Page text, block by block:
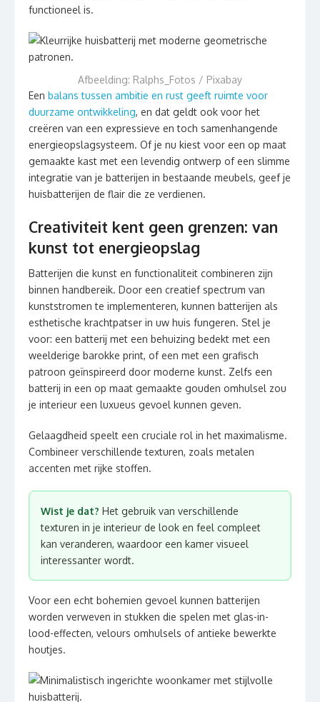
functioneel is.
Afbeelding: Ralphs_Fotos / Pixabay
Een balans tussen ambitie en rust geeft ruimte voor
duurzame ontwikkeling, en dat geldt ook voor het
creëren van een expressieve en toch samenhangende
energieopslagsysteem. Of je nu kiest voor een op maat
gemaakte kast met een levendig ontwerp of een slimme
integratie van je batterijen in bestaande meubels, geef je
huisbatterijen de flair die ze verdienen.
Creativiteit kent geen grenzen: van
kunst tot energieopslag
Batterijen die kunst en functionaliteit combineren zijn
binnen handbereik. Door een creatief spectrum van
kunststromen te implementeren, kunnen batterijen als
esthetische krachtpatser in uw huis fungeren. Stel je
voor: een batterij met een behuizing bedekt met een
weelderige barokke print, of een met een grafisch
patroon geïnspireerd door moderne kunst. Zelfs een
batterij in een op maat gemaakte gouden omhulsel zou
je interieur een luxueus gevoel kunnen geven.
Gelaagdheid speelt een cruciale rol in het maximalisme.
Combineer verschillende texturen, zoals metalen
accenten met rijke stoffen.
Wist je dat? Het gebruik van verschillende
texturen in je interieur de look en feel compleet
kan veranderen, waardoor een kamer visueel
interessanter wordt.
Voor een echt bohemien gevoel kunnen batterijen
worden verweven in stukken die spelen met glas-in-
lood-effecten, velours omhulsels of antieke bewerkte
houtjes.